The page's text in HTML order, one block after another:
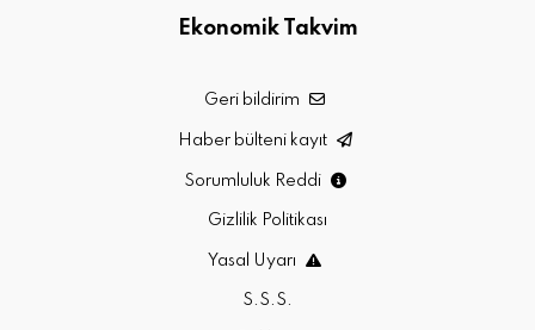
Ekonomik Takvim
Geri bildirim
Haber bülteni kayıt
Sorumluluk Reddi
Gizlilik Politikası
Yasal Uyarı
S.S.S.